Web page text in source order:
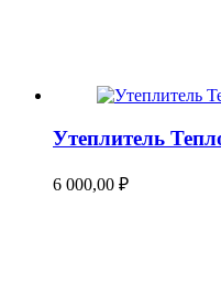
Утеплитель
6 000,00 ₽